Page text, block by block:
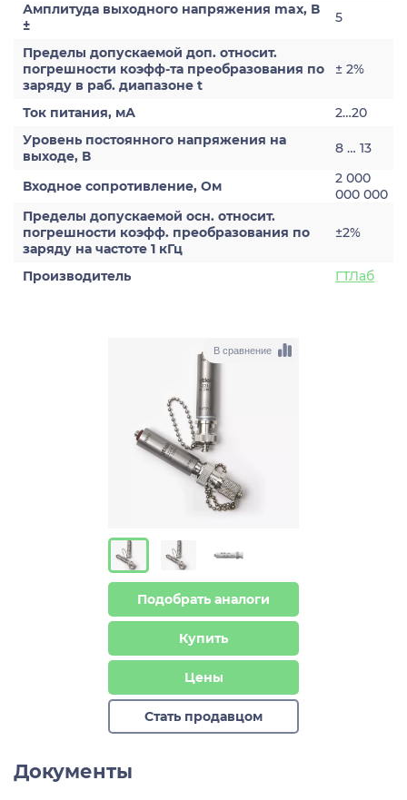
Амплитуда выходного напряжения max, В
±
5
Пределы допускаемой доп. относит.
погрешности коэфф-та преобразования по
заряду в раб. диапазоне t
± 2%
Ток питания, мА
2…20
Уровень постоянного напряжения на
выходе, В
8 … 13
Входное сопротивление, Ом
2 000
000 000
Пределы допускаемой осн. относит.
погрешности коэфф. преобразования по
заряду на частоте 1 кГц
±2%
Производитель ГТЛаб
В сравнение
Подобрать аналоги
Купить
Цены
Стать продавцом
Документы